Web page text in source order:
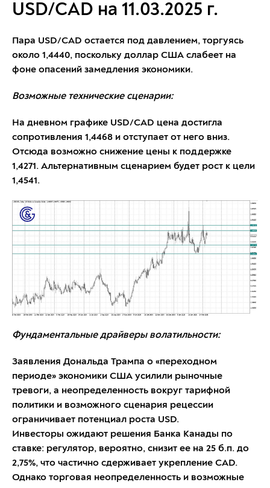
USD/CAD на 11.03.2025 г.
Пара USD/CAD остается под давлением, торгуясь
около 1,4440, поскольку доллар США слабеет на
фоне опасений замедления экономики.
Возможные технические сценарии:
На дневном графике USD/CAD цена достигла
сопротивления 1,4468 и отступает от него вниз.
Отсюда возможно снижение цены к поддержке
1,4271. Альтернативным сценарием будет рост к цели
1,4541.
Фундаментальные драйверы волатильности:
Заявления Дональда Трампа о «переходном
периоде» экономики США усилили рыночные
тревоги, а неопределенность вокруг тарифной
политики и возможного сценария рецессии
ограничивает потенциал роста USD.
Инвесторы ожидают решения Банка Канады по
ставке: регулятор, вероятно, снизит ее на 25 б.п. до
2,75%, что частично сдерживает укрепление CAD.
Однако торговая неопределенность и возможные